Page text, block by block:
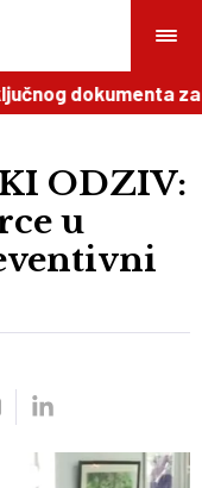
dokumenta za
ODZIV:
u